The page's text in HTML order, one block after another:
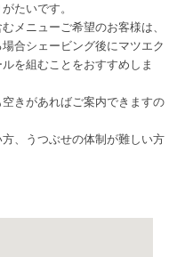
たいです。
メニューご希望のお客様は、
合シェービング後にマツエク
を組むことをおすすめしま
きがあればご案内できますの
、うつぶせの体制が難しい方